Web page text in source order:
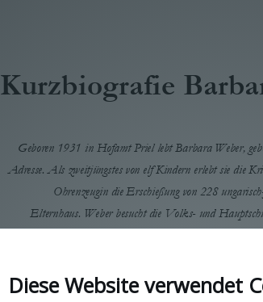
Kurzbiografie
Geboren 1931 in Hofamt Priel lebt Barbara Weber,
Adresse. Als zweitjüngstes von elf Kindern erlebt sie die
Ohrenzeugin die Erschießung von 228
Elternhaus. Weber besucht die Volks- und
Habsburg-Lothringen als forstwirtschaftliche
errichtet anstelle von Barbaras Elternhaus einen
Diese Website verwendet